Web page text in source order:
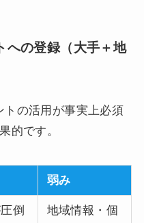
への登録（大手＋地
トの活用が事実上必須
的です。
弱み
倒
地域情報・個